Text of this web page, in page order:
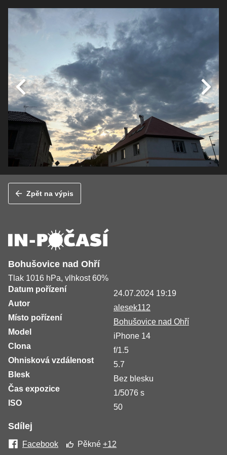
Zpět na výpis
Bohušovice nad Ohří
Tlak 1016 hPa, vlhkost 60%
Datum pořízení
24.07.2024 19:19
Autor
alesek112
Místo pořízení
Bohušovice nad Ohří
Model
iPhone 14
Clona
f/1.5
Ohnisková vzdálenost
5.7
Blesk
Bez blesku
Čas expozice
1/5076 s
ISO
50
Sdílej
Facebook Pěkné+12